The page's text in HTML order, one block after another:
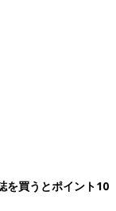
を買うとポイント10